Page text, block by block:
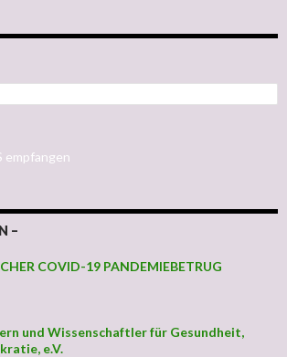
empfangen
–
COVID-19 PANDEMIEBETRUG
und Wissenschaftler für Gesundheit,
e.V.